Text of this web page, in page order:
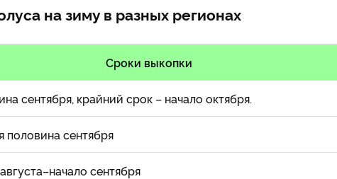
на зиму в разных регионах
Сроки выкопки
сентября, крайний срок – начало октября.
половина сентября
сентября